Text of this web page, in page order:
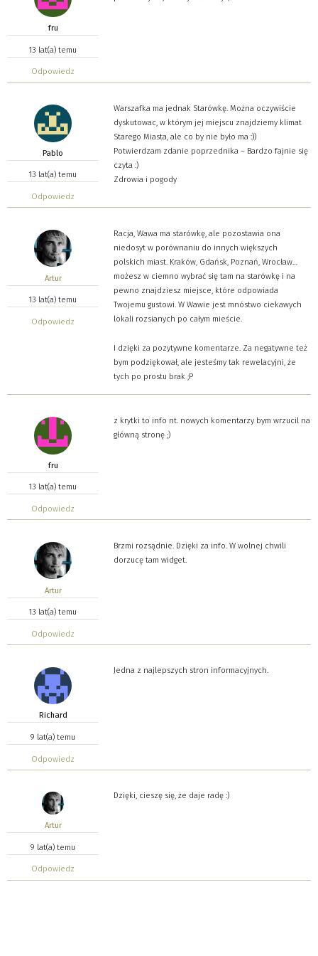
fru
13 lat(a) temu
Odpowiedz
Pablo
13 lat(a) temu
Odpowiedz
Warszafka ma jednak Starówkę. Można oczywiście
dyskutowac, w którym jej miejscu znajdziemy klimat
Starego Miasta, ale co by nie było ma :))
Potwierdzam zdanie poprzednika – Bardzo fajnie się
czyta :)
Zdrowia i pogody
Artur
13 lat(a) temu
Odpowiedz
Racja, Wawa ma starówkę, ale pozostawia ona
niedosyt w porównaniu do innych większych
polskich miast. Kraków, Gdańsk, Poznań, Wrocław…
możesz w ciemno wybrać się tam na starówkę i na
pewno znajdziesz miejsce, które odpowiada
Twojemu gustowi. W Wawie jest mnóstwo ciekawych
lokali rozsianych po całym mieście.
I dzięki za pozytywne komentarze. Za negatywne też
bym podziękował, ale jesteśmy tak rewelacyjni, że
tych po prostu brak ;P
fru
13 lat(a) temu
Odpowiedz
z krytki to info nt. nowych komentarzy bym wrzucil na
główną stronę ;)
Artur
13 lat(a) temu
Odpowiedz
Brzmi rozsądnie. Dzięki za info. W wolnej chwili
dorzucę tam widget.
Richard
9 lat(a) temu
Odpowiedz
Jedna z najlepszych stron informacyjnych.
Artur
9 lat(a) temu
Odpowiedz
Dzięki, cieszę się, że daje radę :)